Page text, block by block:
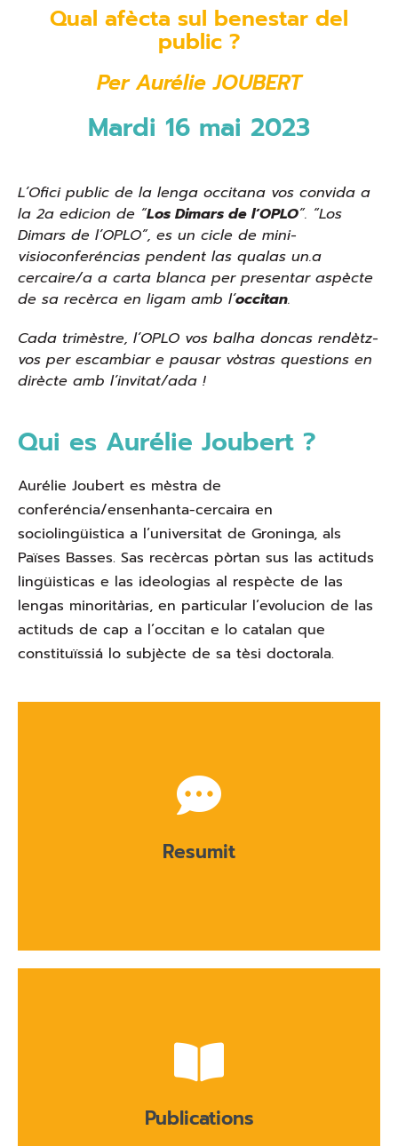
Qual afècta sul benestar del
public ?
Per Aurélie JOUBERT
Mardi 16 mai 2023
L’Ofici public de la lenga occitana vos convida a
la 2a edicion de “Los Dimars de l’OPLO”. “Los
Dimars de l’OPLO”, es un cicle de mini-
visioconferéncias pendent las qualas un.a
cercaire/a a carta blanca per presentar aspècte
de sa recèrca en ligam amb l’occitan.
Cada trimèstre, l’OPLO vos balha doncas rendètz-
vos per escambiar e pausar vòstras questions en
dirècte amb l’invitat/ada !
Qui es Aurélie Joubert ?
Aurélie Joubert es mèstra de
conferéncia/ensenhanta-cercaira en
sociolingüistica a l’universitat de Groninga, als
Païses Basses. Sas recèrcas pòrtan sus las actituds
lingüisticas e las ideologias al respècte de las
lengas minoritàrias, en particular l’evolucion de las
actituds de cap a l’occitan e lo catalan que
constituïssiá lo subjècte de sa tèsi doctorala.
Resumit
Publications
Retrouvez les publications
d'Aurélie Joubert